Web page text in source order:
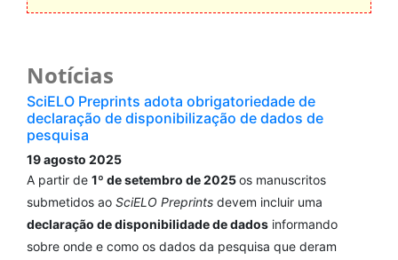
Road Safety Evaluation during the COVID-19
Pandemic: An Exploratory Analysis on Brazilian
Federal Highways. European Transport/Trasporti
Europei(98), 1.
10.48295/ET.2024.98.3
Carlos Machado de Freitas, Christovam Barcellos,
Daniel Antunes Maciel Villela (2021)
Notícias
SciELO Preprints adota obrigatoriedade de
declaração de disponibilização de dados de
pesquisa
19 agosto 2025
A partir de 1º de setembro de 2025os manuscritos
submetidos ao SciELO Preprints devem incluir uma
declaração de disponibilidade de dados informando
sobre onde e como os dados da pesquisa que deram